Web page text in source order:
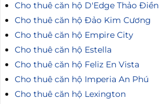
Cho thuê căn hộ D'Edge Thảo Điền
Cho thuê căn hộ Đảo Kim Cương
Cho thuê căn hộ Empire City
Cho thuê căn hộ Estella
Cho thuê căn hộ Feliz En Vista
Cho thuê căn hộ Imperia An Phú
Cho thuê căn hộ Lexington